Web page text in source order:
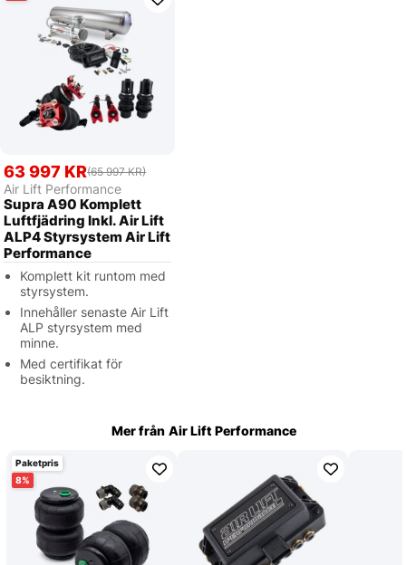
63 997 KR(65 997 KR)
Air Lift Performance
Supra A90 Komplett
Luftfjädring Inkl. Air Lift
ALP4 Styrsystem Air Lift
Performance
Komplett kit runtom med
styrsystem.
Innehåller senaste Air Lift
ALP styrsystem med
minne.
Med certifikat för
besiktning.
Mer från Air Lift Performance
Paketpris
8